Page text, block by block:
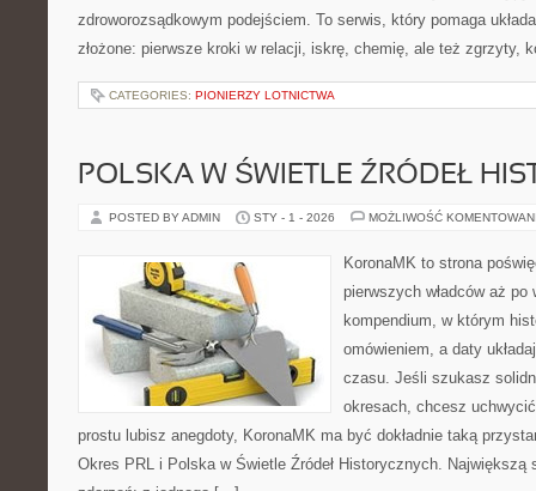
zdroworozsądkowym podejściem. To serwis, który pomaga
złożone: pierwsze kroki w relacji, iskrę, chemię, ale też zgrzyty,
CATEGORIES: PIONIERZY LOTNICTWA
POLSKA W ŚWIETLE ŹRÓDEŁ
POSTED BY ADMIN STY - 1 - 2026 MOŻLIWOŚĆ
KoronaMK to strona
pierwszych władców aż po
kompendium, w którym
omówieniem, a daty
czasu. Jeśli szukasz
okresach, chcesz
prostu lubisz anegdoty, KoronaMK ma być dokładnie taką
Okres PRL i Polska w Świetle Źródeł Historycznych. Największą